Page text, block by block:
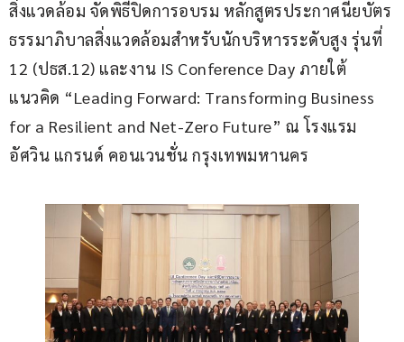
สิ่งแวดล้อม จัดพิธีปิดการอบรม หลักสูตรประกาศนียบัตร
ธรรมาภิบาลสิ่งแวดล้อมสำหรับนักบริหารระดับสูง รุ่นที่
12 (ปธส.12) และงาน IS Conference Day ภายใต้
แนวคิด “Leading Forward: Transforming Business
for a Resilient and Net-Zero Future” ณ โรงแรม
อัศวิน แกรนด์ คอนเวนชั่น กรุงเทพมหานคร